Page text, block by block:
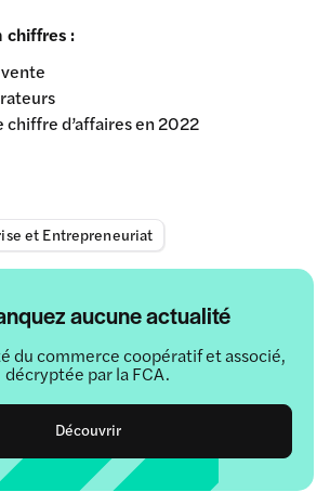
et Entrepreneuriat
aucune actualité
du commerce coopératif et associé,
décryptée par la FCA.
Découvrir
chiffres :
chiffre d’affaires en 2022